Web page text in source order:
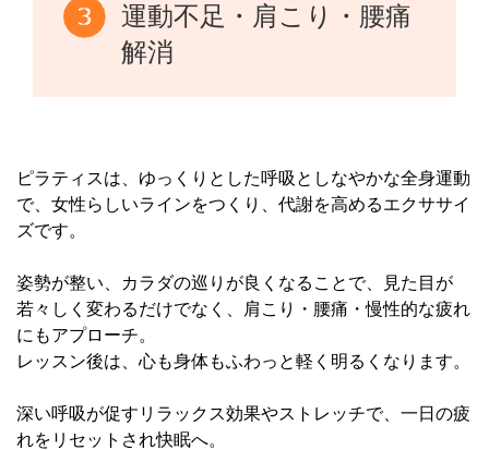
運動不足・肩こり・腰痛
解消
ピラティスは、ゆっくりとした呼吸としなやかな全身運動
で、女性らしいラインをつくり、代謝を高めるエクササイ
ズです。
姿勢が整い、カラダの巡りが良くなることで、見た目が
若々しく変わるだけでなく、肩こり・腰痛・慢性的な疲れ
にもアプローチ。
レッスン後は、心も身体もふわっと軽く明るくなります。
深い呼吸が促すリラックス効果やストレッチで、一日の疲
れをリセットされ快眠へ。